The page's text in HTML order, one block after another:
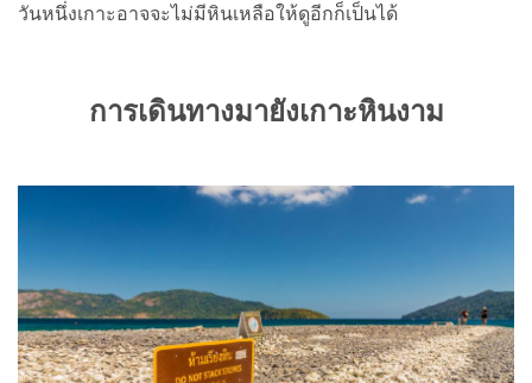
วันหนึ่งเกาะอาจจะไม่มีหินเหลือให้ดูอีกก็เป็นได้
การเดินทางมายังเกาะหินงาม